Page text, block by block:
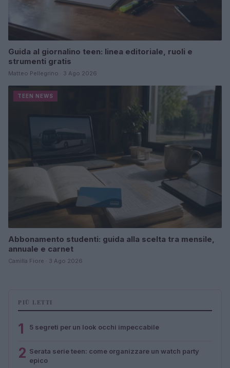
Guida al giornalino teen: linea editoriale, ruoli e
strumenti gratis
Matteo Pellegrino · 3 Ago 2026
TEEN NEWS
Abbonamento studenti: guida alla scelta tra mensile,
annuale e carnet
Camilla Fiore · 3 Ago 2026
PIÙ LETTI
1 5 segreti per un look occhi impeccabile
2 Serata serie teen: come organizzare un watch party
epico